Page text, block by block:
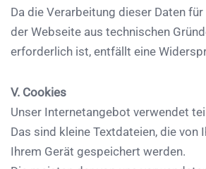
Da die Verarbeitung dieser Daten
der Webseite aus technischen
erforderlich ist, entfällt eine
V. Cookies
Unser Internetangebot verwendet
Das sind kleine Textdateien, die von
Ihrem Gerät gespeichert werden.